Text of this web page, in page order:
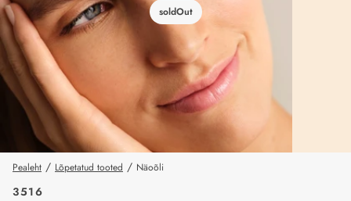
soldOut
Pealeht / Lõpetatud tooted / Näoõli
3516